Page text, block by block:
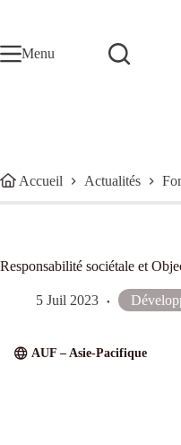
Menu
Accueil Actualités
Responsabilité sociétale et
5 Juil 2023
AUF – Asie-Pacifique